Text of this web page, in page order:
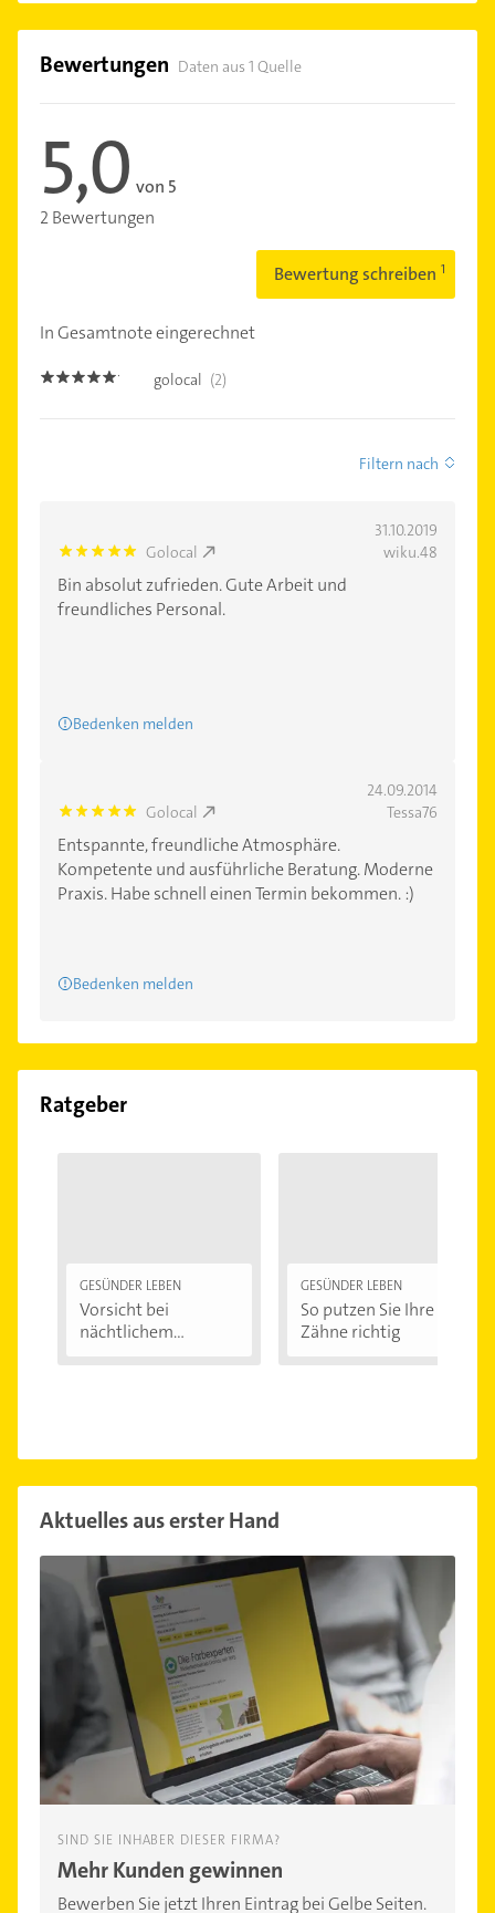
Bewertungen Daten aus 1 Quelle
5,0 von 5
2 Bewertungen
Bewertung schreiben
In Gesamtnote eingerechnet
5.0 golocal (2)
Filtern nach
31.10.2019
5.0 Golocal wiku.48
Bin absolut zufrieden. Gute Arbeit und
freundliches Personal.
Bedenken melden
24.09.2014
5.0 Golocal Tessa76
Entspannte, freundliche Atmosphäre.
Kompetente und ausführliche Beratung. Moderne
Praxis. Habe schnell einen Termin bekommen. :)
Bedenken melden
Ratgeber
GESÜNDER LEBEN
Vorsicht bei
nächtlichem
GESÜNDER LEBEN
So putzen Sie Ihre
Zähne richtig
Aktuelles aus erster Hand
SIND SIE INHABER DIESER FIRMA?
Mehr Kunden gewinnen
Bewerben Sie jetzt Ihren Eintrag bei Gelbe Seiten.